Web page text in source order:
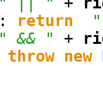
: return
"
" && " +
throw new